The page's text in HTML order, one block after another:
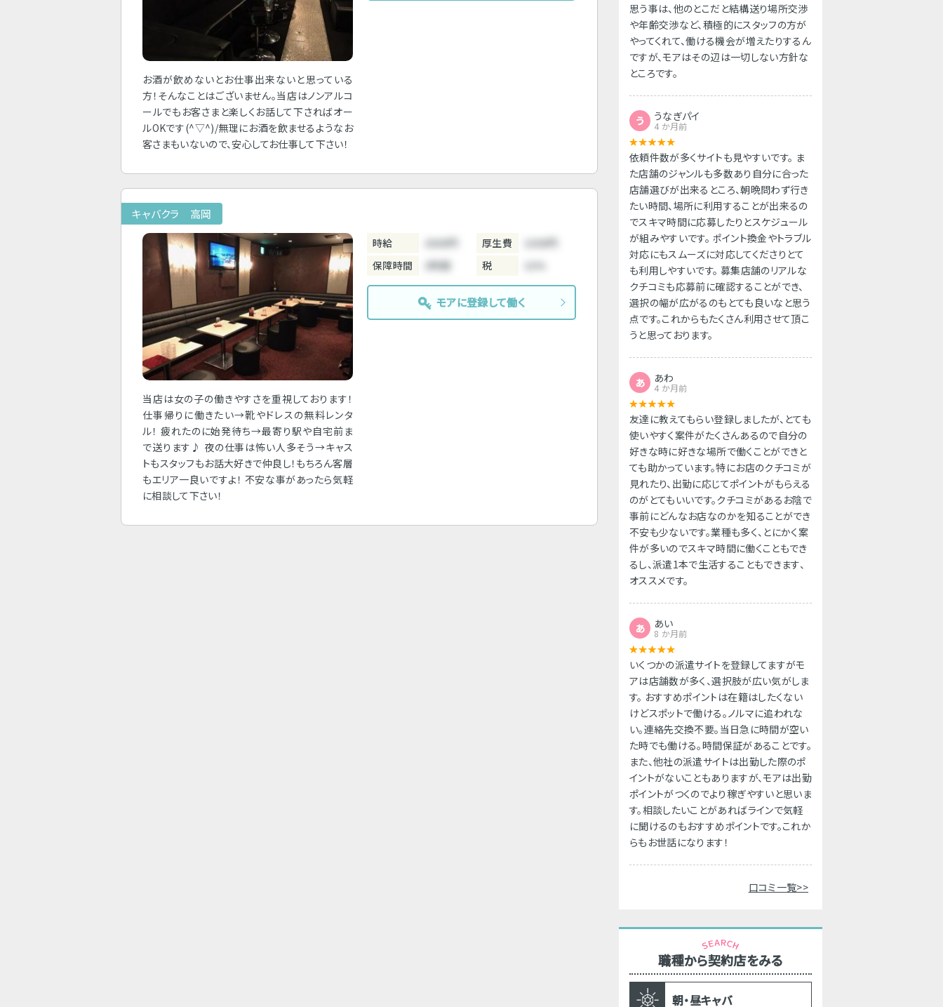
お酒が飲めないとお仕事出来ないと思っている
方！そんなことはございません。当店はノンアルコ
ールでもお客さまと楽しくお話して下さればオー
ルOKです(^▽^)/無理にお酒を飲ませるようなお
客さまもいないので、安心してお仕事して下さい！
キャバクラ 高岡
当店は女の子の働きやすさを重視しております！
仕事帰りに働きたい→靴やドレスの無料レンタ
ル！ 疲れたのに始発待ち→最寄り駅や自宅前ま
で送ります♪ 夜の仕事は怖い人多そう→キャス
トもスタッフもお話大好きで仲良し！もちろん客層
もエリア一良いですよ！ 不安な事があったら気軽
に相談して下さい！
時給 3800円 厚生費
1000円
保障時間
3時間 税
モアに登録して働く
思う事は、他のとこだと結構送り場所交渉
や年齢交渉など、積極的にスタッフの方が
やってくれて、働ける機会が増えたりするん
ですが、モアはその辺は一切しない方針な
ところです。
う うなぎパイ
4 か月前
依頼件数が多くサイトも見やすいです。 ま
た店舗のジャンルも多数あり自分に合った
店舗選びが出来るところ、朝晩問わず行き
たい時間、場所に利用することが出来るの
でスキマ時間に応募したりとスケジュール
が組みやすいです。 ポイント換金やトラブル
対応にもスムーズに対応してくださりとて
も利用しやすいです。 募集店舗のリアルな
クチコミも応募前に確認することができ、
選択の幅が広がるのもとても良いなと思う
点です。これからもたくさん利用させて頂こ
うと思っております。
あ あわ
4 か月前
友達に教えてもらい登録しましたが、とても
使いやすく案件がたくさんあるので自分の
好きな時に好きな場所で働くことができと
ても助かっています。特にお店のクチコミが
見れたり、出勤に応じてポイントがもらえる
のがとてもいいです。クチコミがあるお陰で
事前にどんなお店なのかを知ることができ
不安も少ないです。業種も多く、とにかく案
件が多いのでスキマ時間に働くこともでき
るし、派遣1本で生活することもできます、
オススメです。
あ あい
8 か月前
いくつかの派遣サイトを登録してますがモ
アは店舗数が多く、選択肢が広い気がしま
す。 おすすめポイントは在籍はしたくない
けどスポットで働ける。ノルマに追われな
い。連絡先交換不要。当日急に時間が空い
た時でも働ける。時間保証があることです。
また、他社の派遣サイトは出勤した際のポ
イントがないこともありますが、モアは出勤
ポイントがつくのでより稼ぎやすいと思いま
す。相談したいことがあればラインで気軽
に聞けるのもおすすめポイントです。これか
らもお世話になります！
口コミ一覧>>
職種から契約店をみる
朝・昼キャバ